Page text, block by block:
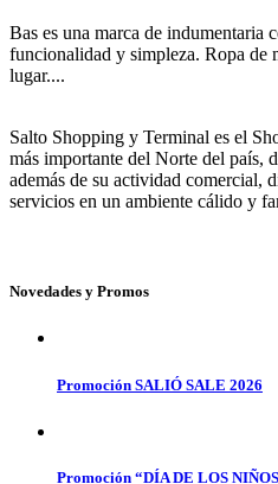
Bas es una marca de indumentaria
funcionalidad y simpleza. Ropa de
lugar....
Salto Shopping y Terminal es el
más importante del Norte del país,
además de su actividad comercial,
servicios en un ambiente cálido y
Novedades y Promos
Promoción SALIÓ SALE 2026
Promoción “DÍA DE LOS